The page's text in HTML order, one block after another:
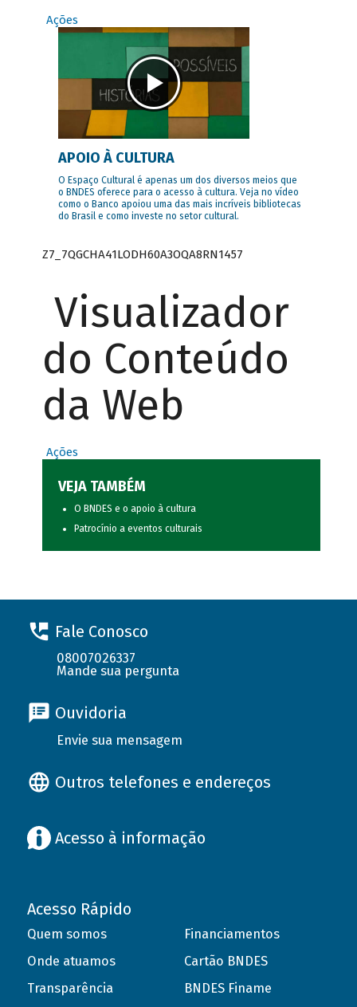
Ações
APOIO À CULTURA
O Espaço Cultural é apenas um dos diversos meios que
o BNDES oferece para o acesso à cultura. Veja no vídeo
como o Banco apoiou uma das mais incríveis bibliotecas
do Brasil e como investe no setor cultural.
Z7_7QGCHA41LODH60A3OQA8RN1457
Visualizador
do Conteúdo
da Web
Ações
VEJA TAMBÉM
O BNDES e o apoio à cultura
Patrocínio a eventos culturais
Fale Conosco
08007026337
Mande sua pergunta
Ouvidoria
Envie sua mensagem
Outros telefones e endereços
Acesso à informação
Acesso Rápido
Quem somos
Onde atuamos
Transparência
Financiamentos
Cartão BNDES
BNDES Finame